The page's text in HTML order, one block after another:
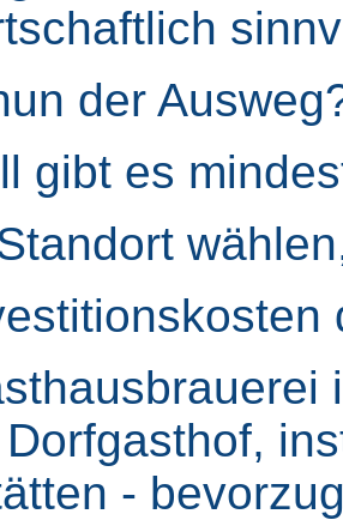
der
gibt es
-